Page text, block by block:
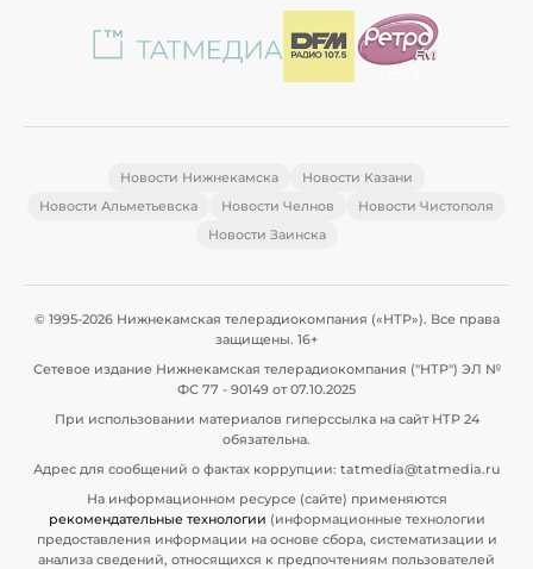
Новости Нижнекамска
Новости Казани
Новости Альметьевска
Новости Челнов
Новости Чистополя
Новости Заинска
© 1995-2026 Нижнекамская телерадиокомпания («НТР»). Все права
защищены. 16+
Сетевое издание Нижнекамская телерадиокомпания ("НТР") ЭЛ №
ФС 77 - 90149 от 07.10.2025
При использовании материалов гиперссылка на сайт НТР 24
обязательна.
Адрес для сообщений о фактах коррупции: tatmedia@tatmedia.ru
На информационном ресурсе (сайте) применяются
рекомендательные технологии (информационные технологии
предоставления информации на основе сбора, систематизации и
анализа сведений, относящихся к предпочтениям пользователей